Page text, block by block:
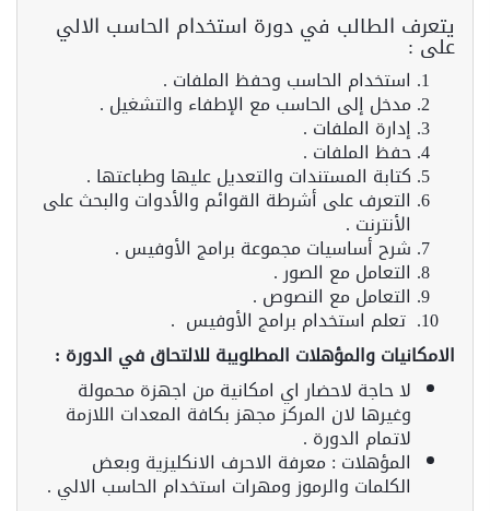
يتعرف الطالب في دورة استخدام الحاسب الالي
على :
استخدام الحاسب وحفظ الملفات .
مدخل إلى الحاسب مع الإطفاء والتشغيل .
إدارة الملفات .
حفظ الملفات .
كتابة المستندات والتعديل عليها وطباعتها .
التعرف على أشرطة القوائم والأدوات والبحث على
الأنترنت .
شرح أساسيات مجموعة برامج الأوفيس .
التعامل مع الصور .
التعامل مع النصوص .
تعلم استخدام برامج الأوفيس .
الامكانيات والمؤهلات المطلويبة للالتحاق في الدورة :
لا حاجة لاحضار اي امكانية من اجهزة محمولة
وغيرها لان المركز مجهز بكافة المعدات اللازمة
لاتمام الدورة .
المؤهلات : معرفة الاحرف الانكليزية وبعض
الكلمات والرموز ومهرات استخدام الحاسب الالي .